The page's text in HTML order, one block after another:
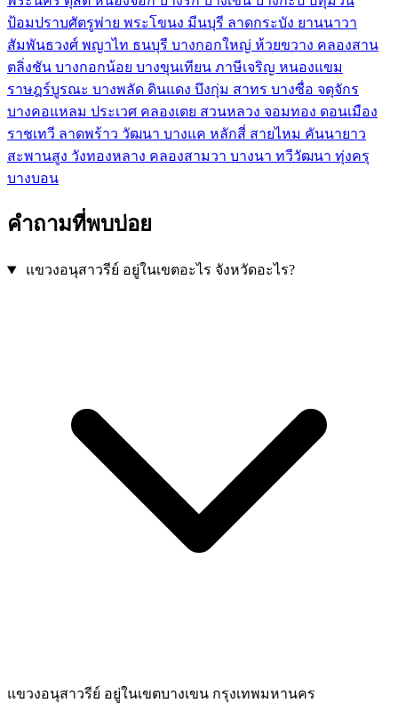
ป้อมปราบศัตรูพ่าย พระโขนง มีนบุรี ลาดกระบัง ยานนาวา
สัมพันธวงศ์ พญาไท ธนบุรี บางกอกใหญ่ ห้วยขวาง คลองสาน
ตลิ่งชัน บางกอกน้อย บางขุนเทียน ภาษีเจริญ หนองแขม
ราษฎร์บูรณะ บางพลัด ดินแดง บึงกุ่ม สาทร บางซื่อ จตุจักร
บางคอแหลม ประเวศ คลองเตย สวนหลวง จอมทอง ดอนเมือง
ราชเทวี ลาดพร้าว วัฒนา บางแค หลักสี่ สายไหม คันนายาว
สะพานสูง วังทองหลาง คลองสามวา บางนา ทวีวัฒนา ทุ่งครุ
บางบอน
คำถามที่พบบ่อย
แขวงอนุสาวรีย์ อยู่ในเขตอะไร จังหวัดอะไร?
แขวงอนุสาวรีย์ อยู่ในเขตบางเขน กรุงเทพมหานคร